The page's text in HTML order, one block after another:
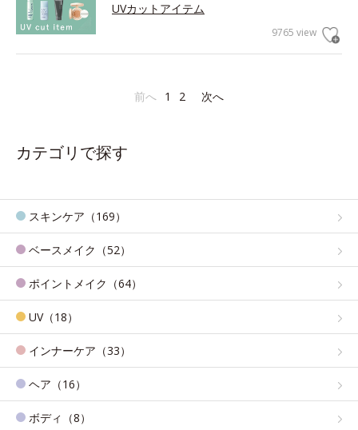
UVカットアイテム
9765 view
前へ 1 2 次へ
カテゴリで探す
スキンケア（169）
ベースメイク（52）
ポイントメイク（64）
UV（18）
インナーケア（33）
ヘア（16）
ボディ（8）